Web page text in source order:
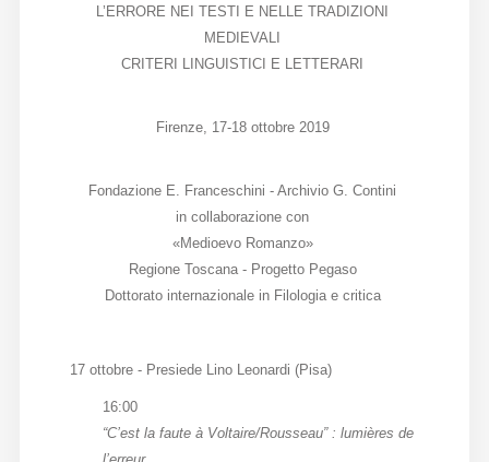
L’ERRORE NEI TESTI E NELLE TRADIZIONI
MEDIEVALI
CRITERI LINGUISTICI E LETTERARI
Firenze, 17-18 ottobre 2019
Fondazione E. Franceschini - Archivio G. Contini
in collaborazione con
«Medioevo Romanzo»
Regione Toscana - Progetto Pegaso
Dottorato internazionale in Filologia e critica
17 ottobre - Presiede Lino Leonardi (Pisa)
16:00
“C’est la faute à Voltaire/Rousseau” : lumières de